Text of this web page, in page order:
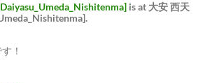
is at 大安 西天
！